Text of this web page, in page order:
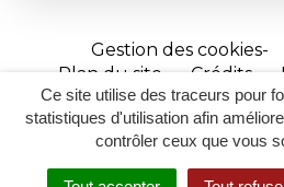
Ce site utilise des traceurs pour
statistiques d'utilisation afin
contrôler ceux que vous
Gestion des cookies
Plan du site
Crédits
Site
réalisé
par